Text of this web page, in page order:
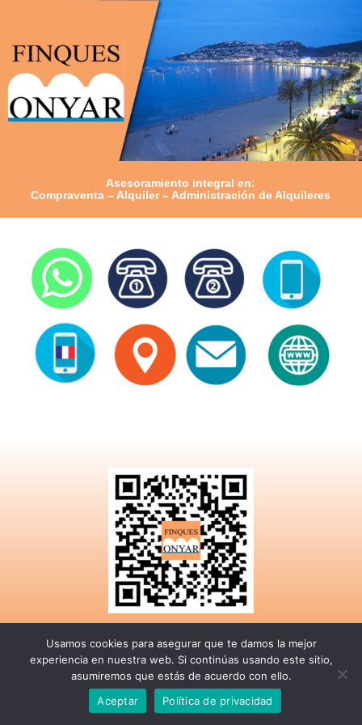
Asesoramiento integral en:
Compraventa – Alquiler – Administración de Alquileres
© Publicaton 2026 | Adquiera este servicio Digital contactando con nosotros
Usamos cookies para asegurar que te damos la mejor
experiencia en nuestra web. Si continúas usando este sitio,
asumiremos que estás de acuerdo con ello.
Aceptar
Política de privacidad